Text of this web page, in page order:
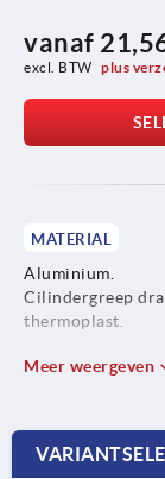
vanaf
excl. BTW plus
MATERIAL
Aluminium.
Cilindergreep
thermoplast.
Meer weergeven